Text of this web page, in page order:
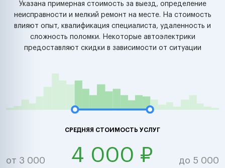
Указана примерная стоимость за выезд, определение
неисправности и мелкий ремонт на месте. На стоимость
влияют опыт, квалификация специалиста, удаленность и
сложность поломки. Некоторые автоэлектрики
предоставляют скидки в зависимости от ситуации
СРЕДНЯЯ СТОИМОСТЬ УСЛУГ
от 3 000 4 000 ₽ до 5 000